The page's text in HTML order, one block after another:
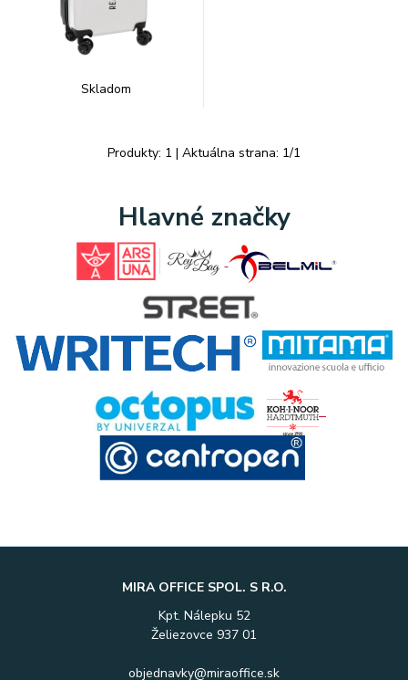
Skladom
Produkty: 1 | Aktuálna strana: 1/1
Hlavné značky
MIRA OFFICE SPOL. S R.O.
Kpt. Nálepku 52
Želiezovce 937 01
objednavky@miraoffice.sk